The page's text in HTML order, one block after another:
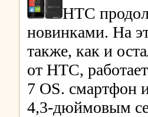
HTC
новинками. На
также, как и
от HTC,
7 OS. смартфон
4,3-дюймовым